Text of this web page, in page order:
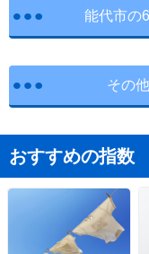
能代市の
その
おすすめの指数